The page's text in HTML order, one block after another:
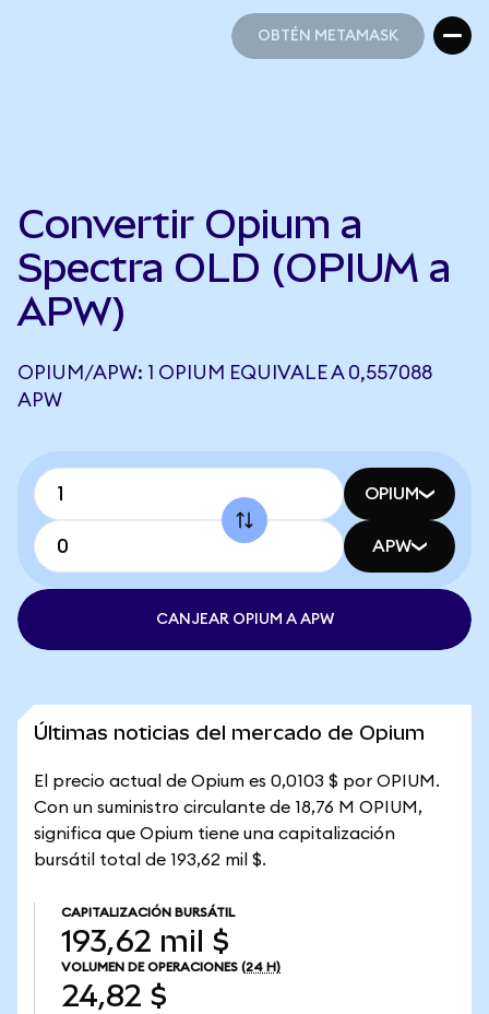
OBTÉN METAMASK
Convertir Opium a
Spectra OLD (OPIUM a
APW)
OPIUM/APW: 1 OPIUM EQUIVALE A 0,557088
APW
OPIUM
APW
CANJEAR OPIUM A APW
Últimas noticias del mercado de Opium
El precio actual de Opium es 0,0103 $ por OPIUM.
Con un suministro circulante de 18,76 M OPIUM,
significa que Opium tiene una capitalización
bursátil total de 193,62 mil $.
CAPITALIZACIÓN BURSÁTIL
193,62 mil $
VOLUMEN DE OPERACIONES (24 H)
24,82 $